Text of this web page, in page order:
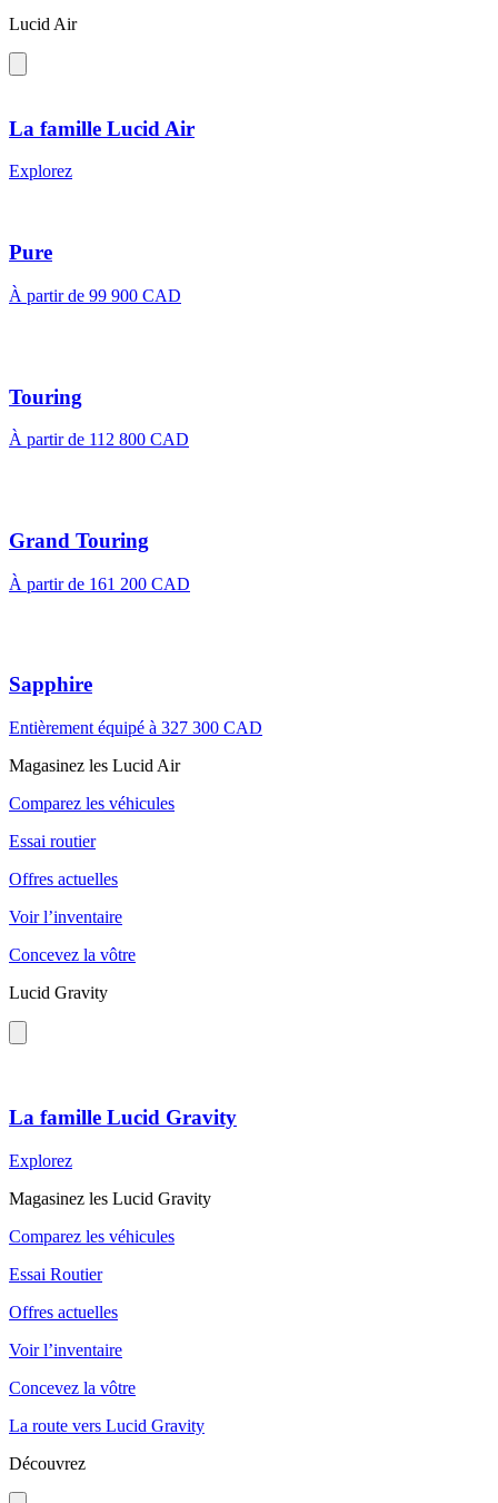
Lucid Air
La famille Lucid Air
Explorez
Pure
À partir de 99 900 CAD
Touring
À partir de 112 800 CAD
Grand Touring
À partir de 161 200 CAD
Sapphire
Entièrement équipé à 327 300 CAD
Magasinez les Lucid Air
Comparez les véhicules
Essai routier
Offres actuelles
Voir l’inventaire
Concevez la vôtre
Lucid Gravity
La famille Lucid Gravity
Explorez
Magasinez les Lucid Gravity
Comparez les véhicules
Essai Routier
Offres actuelles
Voir l’inventaire
Concevez la vôtre
La route vers Lucid Gravity
Découvrez